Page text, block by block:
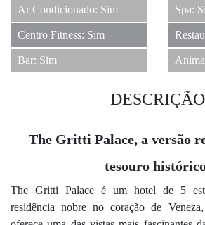
Ar Condicionado: Sim Spa:
Centro Fitness: Sim
Bar: Sim
DESCRIÇÃO
The Gritti Palace, a versão
tesouro
The Gritti Palace é um hotel de 5
residência nobre no coração de